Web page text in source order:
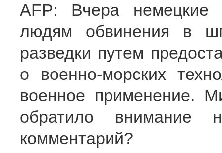
AFP: Вчера немецкие
людям обвинения в
разведки путем
о военно-морских
военное применение.
обратило
комментарий?